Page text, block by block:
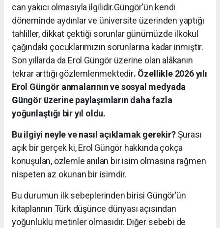
can yakıcı olmasıyla ilgilidir.Güngör’ün kendi
döneminde aydınlar ve üniversite üzerinden yaptığı
tahliller, dikkat çektiği sorunlar günümüzde ilkokul
çağındaki çocuklarımızın sorunlarına kadar inmiştir.
Son yıllarda da Erol Güngör üzerine olan alâkanın
tekrar arttığı gözlemlenmektedir. Özellikle 2026 yılı
Erol Güngör anmalarının ve sosyal medyada
Güngör üzerine paylaşımların daha fazla
yoğunlaştığı bir yıl oldu.
Bu ilgiyi neyle ve nasıl açıklamak gerekir?Şurası
açık bir gerçek ki, Erol Güngör hakkında çokça
konuşulan, özlemle anılan bir isim olmasına rağmen
nispeten az okunan bir isimdir.
Bu durumun ilk sebeplerinden birisi Güngör’ün
kitaplarının Türk düşünce dünyası açısından
yoğunluklu metinler olmasıdır. Diğer sebebi de